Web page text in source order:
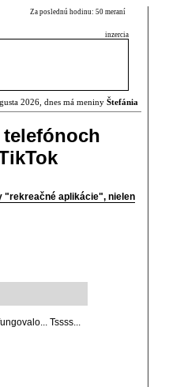
Za poslednú hodinu: 50 meraní
inzercia
2026, dnes má meniny Štefánia
"rekreačné aplikácie", nielen
Tssss...